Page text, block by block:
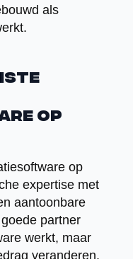
als
op
op
expertise met
aantoonbare
partner
werkt, maar
veranderen.